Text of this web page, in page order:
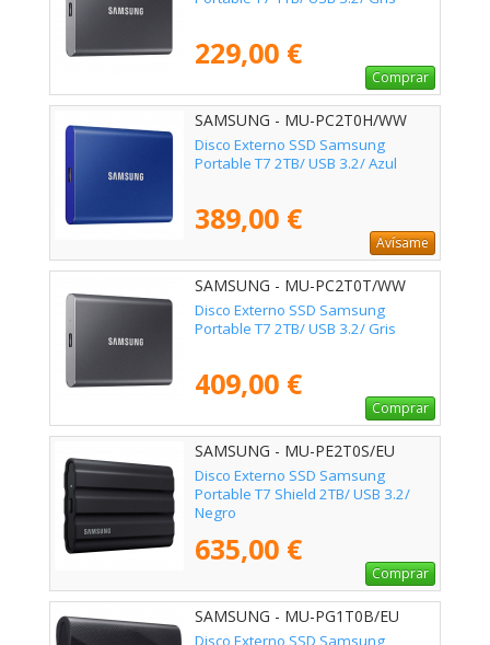
229,00 €
Comprar
SAMSUNG - MU-PC2T0H/WW
Disco Externo SSD Samsung
Portable T7 2TB/ USB 3.2/ Azul
389,00 €
Avísame
SAMSUNG - MU-PC2T0T/WW
Disco Externo SSD Samsung
Portable T7 2TB/ USB 3.2/ Gris
409,00 €
Comprar
SAMSUNG - MU-PE2T0S/EU
Disco Externo SSD Samsung
Portable T7 Shield 2TB/ USB 3.2/
Negro
635,00 €
Comprar
SAMSUNG - MU-PG1T0B/EU
Disco Externo SSD Samsung